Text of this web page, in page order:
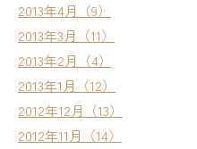
2013年4月（9）
2013年3月（11）
2013年2月（4）
2013年1月（12）
2012年12月（13）
2012年11月（14）